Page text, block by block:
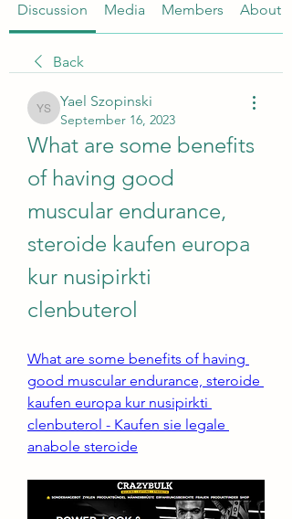
Discussion Media Members About
Back
Yael Szopinski
Yael Szopinski
September 16, 2023
What are some benefits
of having good
muscular endurance,
steroide kaufen europa
kur nusipirkti
clenbuterol
What are some benefits of having
good muscular endurance, steroide
kaufen europa kur nusipirkti
clenbuterol - Kaufen sie legale
anabole steroide